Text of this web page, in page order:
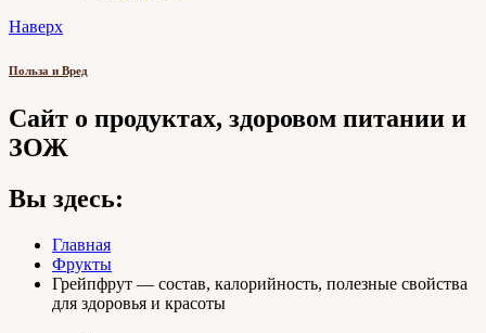
Наверх
Польза и Вред
Сайт о продуктах, здоровом питании и
ЗОЖ
Вы здесь:
Главная
Фрукты
Грейпфрут — состав, калорийность, полезные свойства
для здоровья и красоты